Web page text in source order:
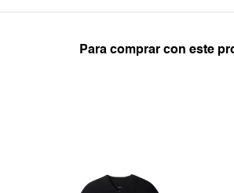
Para comprar con este